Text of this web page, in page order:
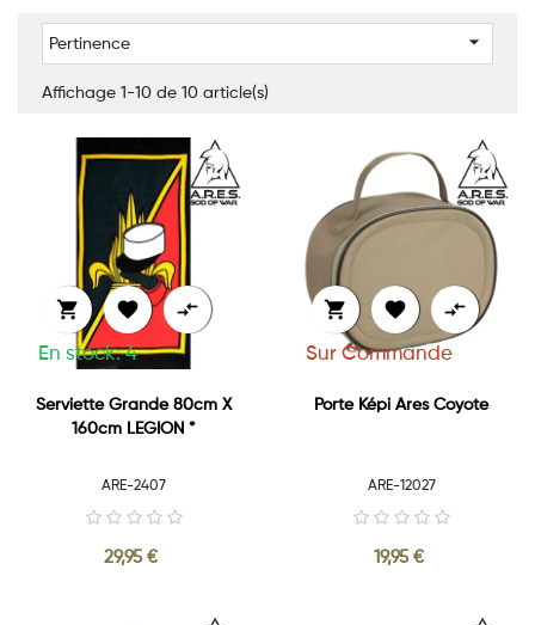
Pertinence 
Affichage 1-10 de 10 article(s)
En stock: 4
  
Serviette Grande 80cm X
160cm LEGION *
ARE-2407
29,95 €
Sur Commande
  
Porte Képi Ares Coyote
ARE-12027
19,95 €